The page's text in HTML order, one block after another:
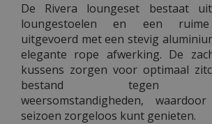
De Rivera loungeset bestaat
loungestoelen en een ruime
uitgevoerd met een stevig
elegante rope afwerking. De
kussens zorgen voor optimaal
bestand tegen
weersomstandigheden,
seizoen zorgeloos kunt genieten.